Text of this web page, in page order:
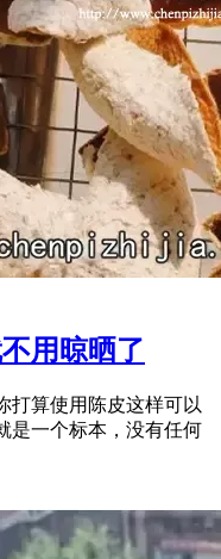
用晾晒了
打算使用陈皮这样可以
是一个标本，没有任何